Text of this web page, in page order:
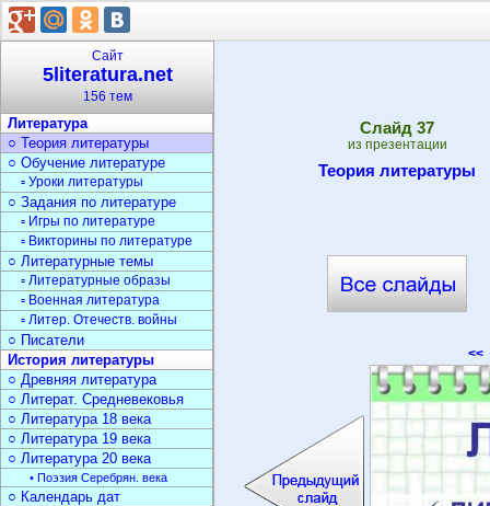
Cлайд 37
из презентации
Теория литературы
<<
Сайт
5literatura.net
156 тем
Литература
○ Теория литературы
○ Обучение литературе
▫ Уроки литературы
○ Задания по литературе
▫ Игры по литературе
▫ Викторины по литературе
○ Литературные темы
▫ Литературные образы
▫ Военная литература
▫ Литер. Отечеств. войны
○ Писатели
История литературы
○ Древняя литература
○ Литерат. Средневековья
○ Литература 18 века
○ Литература 19 века
○ Литература 20 века
• Поэзия Серебрян. века
○ Календарь дат